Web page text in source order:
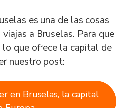
es una de las cosas
a Bruselas. Para que
lo que ofrece la capital de
nuestro post:
en Bruselas, la capital